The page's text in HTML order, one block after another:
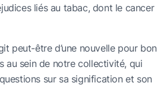
liés au tabac, dont le cancer
peut-être d’une nouvelle pour bon
au sein de notre collectivité, qui
sur sa signification et son